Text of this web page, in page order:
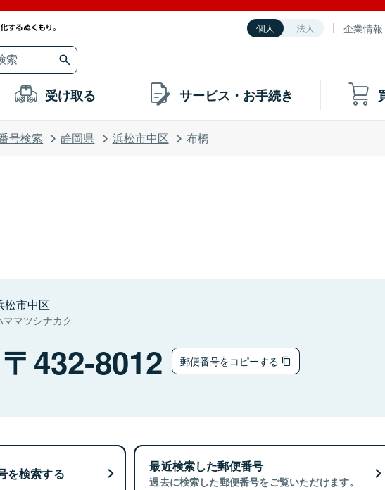
個人 法人 企業情報
受け取る サービス・お手続き
号検索 静岡県 浜松市中区 布橋
松市中区
ママツシナカク
432-8012 郵便番号をコピーする
を検索する 最近検索した郵便番号
過去に検索した郵便番号をご覧いただけます。